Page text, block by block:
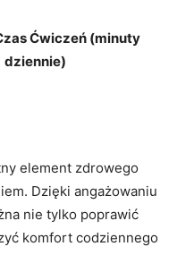
Ćwiczeń (minuty
dziennie)
element zdrowego
Dzięki angażowaniu
nie tylko poprawić
komfort codziennego